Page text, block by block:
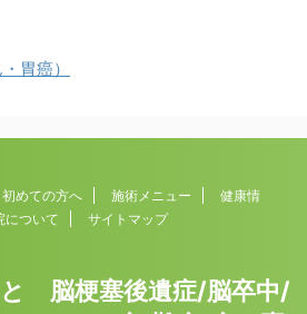
胃癌）
初めての方へ 施術メニュー
健康情
について サイトマップ
脳梗塞後遺症/脳卒中/